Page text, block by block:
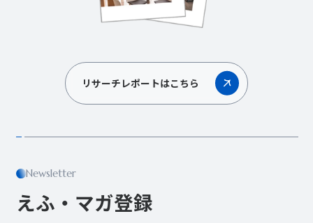
リサーチレポートはこちら
Newsletter
えふ・マガ登録